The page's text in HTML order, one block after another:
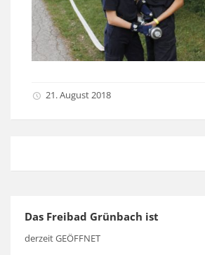
21. August 2018
Das Freibad Grünbach ist
derzeit GEÖFFNET